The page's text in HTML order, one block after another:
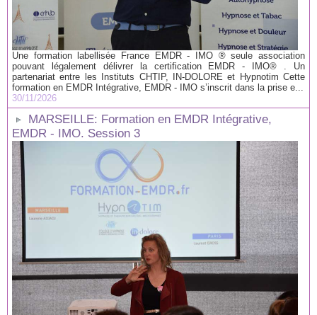
Une formation labellisée France EMDR - IMO ® seule association
pouvant légalement délivrer la certification EMDR - IMO® . Un
partenariat entre les Instituts CHTIP, IN-DOLORE et Hypnotim Cette
formation en EMDR Intégrative, EMDR - IMO s’inscrit dans la prise e...
30/11/2026
MARSEILLE: Formation en EMDR Intégrative,
EMDR - IMO. Session 3